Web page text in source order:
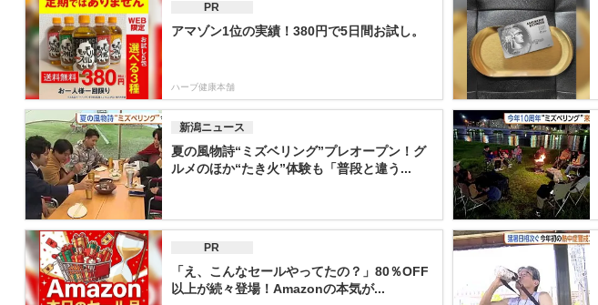
PR
アマゾン1位の実績！380円で5日間お試し。
ハーブ健康本舗
新潟ニュース
夏の風物詩“ミズベリング”プレオープン！グ
ルメのほか“たき火”体験も「普段と違う...
PR
「え、こんなセールやってたの？」80％OFF
以上が続々登場！Amazonの本気が...